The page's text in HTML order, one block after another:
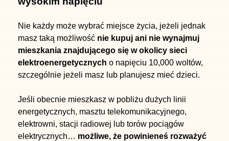
Nie każdy może wybrać miejsce życia, jeżeli jednak
masz taką możliwość nie kupuj ani nie wynajmuj
mieszkania znajdującego się w okolicy sieci
elektroenergetycznych o napięciu 10,000 woltów,
szczególnie jeżeli masz lub planujesz mieć dzieci.
Jeśli obecnie mieszkasz w pobliżu dużych linii
energetycznych, masztu telekomunikacyjnego,
elektrowni, stacji radiowej lub torów pociągów
elektrycznych… możliwe, że powinieneś rozważyć